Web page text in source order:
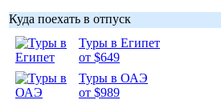
Куда поехать в отпуск
Туры в Египет
от $649
Туры в ОАЭ
от $989